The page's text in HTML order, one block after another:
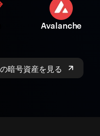
Avalanche
暗号資産を見る